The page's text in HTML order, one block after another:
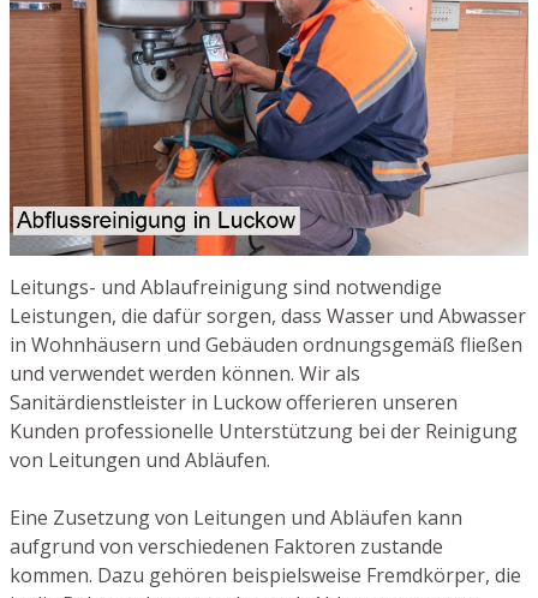
Leitungs- und Ablaufreinigung sind notwendige
Leistungen, die dafür sorgen, dass Wasser und Abwasser
in Wohnhäusern und Gebäuden ordnungsgemäß fließen
und verwendet werden können. Wir als
Sanitärdienstleister in Luckow offerieren unseren
Kunden professionelle Unterstützung bei der Reinigung
von Leitungen und Abläufen.
Eine Zusetzung von Leitungen und Abläufen kann
aufgrund von verschiedenen Faktoren zustande
kommen. Dazu gehören beispielsweise Fremdkörper, die